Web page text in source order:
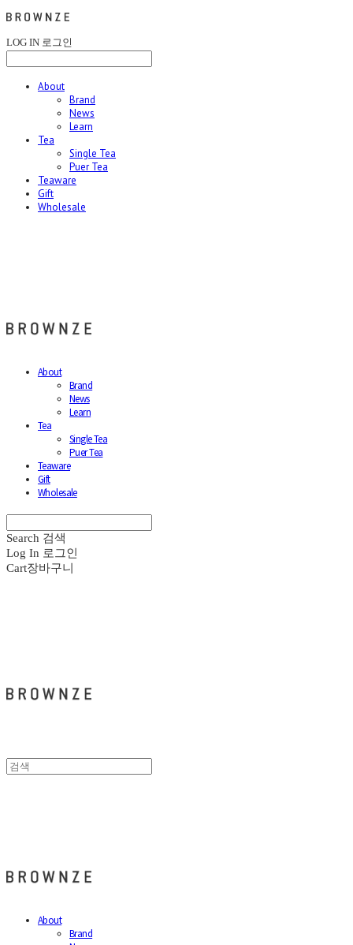
LOG IN 로그인
About
Brand
News
Learn
Tea
Single Tea
Puer Tea
Teaware
Gift
Wholesale
About
Brand
News
Learn
Tea
Single Tea
Puer Tea
Teaware
Gift
Wholesale
Search 검색
Log In 로그인
Cart장바구니
About
Brand